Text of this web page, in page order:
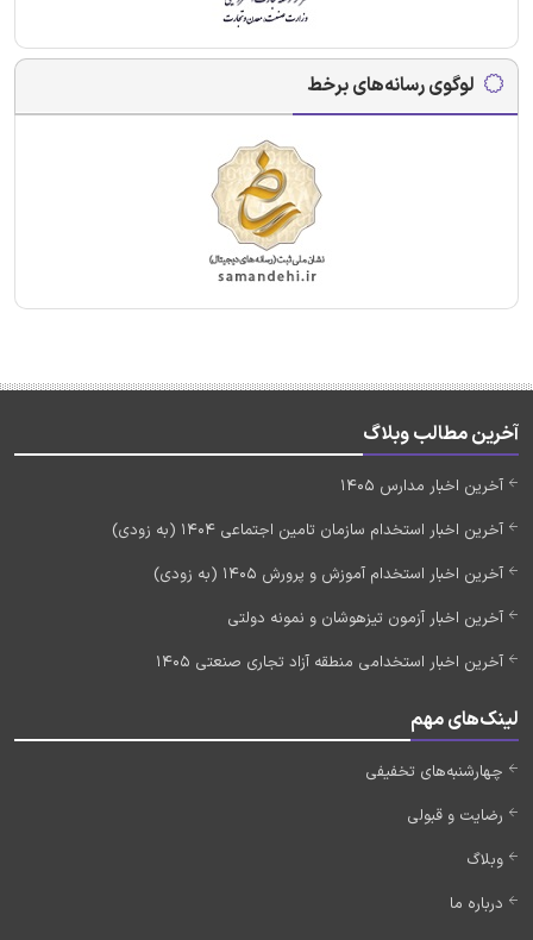
لوگوی رسانه‌های برخط
آخرین مطالب وبلاگ
آخرین اخبار مدارس 1405
آخرین اخبار استخدام سازمان تامین اجتماعی 1404 (به زودی)
آخرین اخبار استخدام آموزش و پرورش 1405 (به زودی)
آخرین اخبار آزمون تیزهوشان و نمونه دولتی
آخرین اخبار استخدامی منطقه آزاد تجاری صنعتی 1405
لینک‌های مهم
چهارشنبه‌های تخفیفی
رضایت و قبولی
وبلاگ
درباره ما